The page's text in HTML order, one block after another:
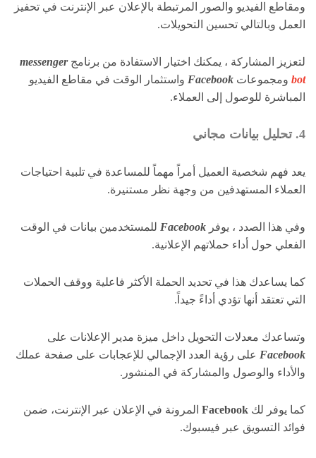
ومقاطع الفيديو والصور المرتبطة بالإعلان عبر الإنترنت في تحفيز
العمل وبالتالي تحسين التحويلات.
لتعزيز المشاركة ، يمكنك اختيار الاستفادة من برنامجmessenger
bot ومجموعات Facebook واستثمار الوقت في مقاطع الفيديو
المباشرة للوصول إلى العملاء.
4. تحليل بيانات مجاني
يعد فهم شخصية العميل أمراً مهماً للمساعدة في تلبية احتياجات
العملاء المستهدفين من وجهة نظر مستنيرة.
وفي هذا الصدد ، يوفر Facebook للمستخدمين بيانات في الوقت
الفعلي حول أداء حملاتهم الإعلانية.
كما يساعدك هذا في تحديد الحملة الأكثر فاعلية ووقف الحملات
التي تعتقد أنها تؤدي أداءً جيداً.
وتساعدك معدلات التحويل داخل ميزة مدير الإعلانات على
Facebook على رؤية العدد الإجمالي للإعجابات على صفحة عملك
والأداء والوصول والمشاركة في المنشور.
كما يوفر لك Facebook المرونة في الإعلان عبر الإنترنت، ضمن
فوائد التسويق عبر فيسبوك.